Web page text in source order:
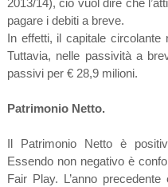
2013/14), ciò vuol dire che
pagare i debiti a breve.
In effetti, il capitale circolante
Tuttavia, nelle passività a
passivi per € 28,9 milioni.
Patrimonio Netto.
Il Patrimonio Netto è
Essendo non negativo è
Fair Play. L’anno